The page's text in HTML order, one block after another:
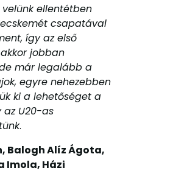
ellentétben
csapatával
így az első
jobban
már legalább a
egyre nehezebben
ki a lehetőséget a
az U20-as
.
Balogh Alíz Ágota,
Imola, Házi